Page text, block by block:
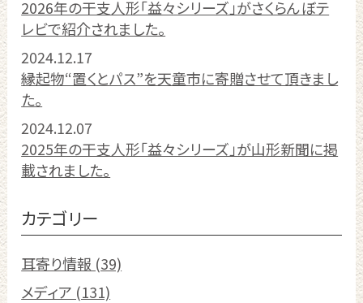
2026年の干支人形「益々シリーズ」がさくらんぼテ
レビで紹介されました。
2024.12.17
縁起物“置くとパス”を天童市に寄贈させて頂きまし
た。
2024.12.07
2025年の干支人形「益々シリーズ」が山形新聞に掲
載されました。
カテゴリー
耳寄り情報 (39)
メディア (131)